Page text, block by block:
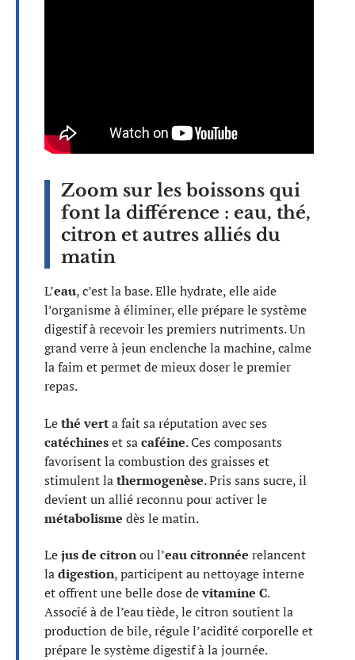
Zoom sur les boissons qui
font la différence : eau, thé,
citron et autres alliés du
matin
L’eau, c’est la base. Elle hydrate, elle aide
l’organisme à éliminer, elle prépare le système
digestif à recevoir les premiers nutriments. Un
grand verre à jeun enclenche la machine, calme
la faim et permet de mieux doser le premier
repas.
Lethé verta fait sa réputation avec ses
catéchineset sacaféine. Ces composants
favorisent la combustion des graisses et
stimulent lathermogenèse. Pris sans sucre, il
devient un allié reconnu pour activer le
métabolisme dès le matin.
Lejus de citronou l’eau citronnée relancent
ladigestion, participent au nettoyage interne
et offrent une belle dose devitamine C.
Associé à de l’eau tiède, le citron soutient la
production de bile, régule l’acidité corporelle et
prépare le système digestif à la journée.